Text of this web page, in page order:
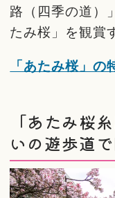
路（四季の道）
たみ桜」を観賞
「あたみ桜」の
「あたみ桜
いの遊歩道